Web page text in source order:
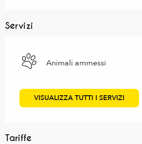
Servizi
Animali ammessi
VISUALIZZA TUTTI I SERVIZI
Tariffe